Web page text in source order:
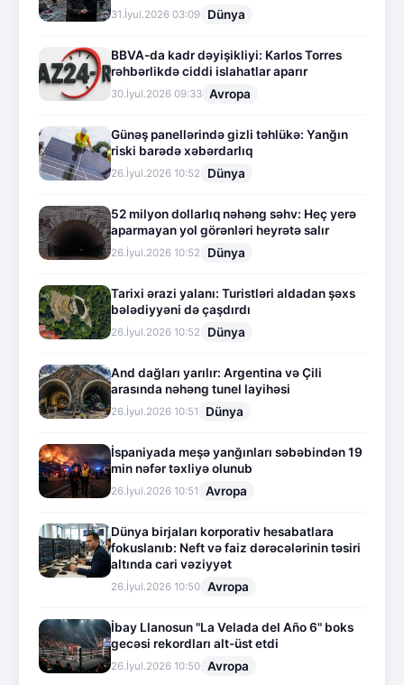
31.İyul.2026 03:09 Dünya
BBVA-da kadr dəyişikliyi: Karlos Torres
rəhbərlikdə ciddi islahatlar aparır
30.İyul.2026 09:33 Avropa
Günəş panellərində gizli təhlükə: Yanğın
riski barədə xəbərdarlıq
26.İyul.2026 10:52 Dünya
52 milyon dollarlıq nəhəng səhv: Heç yerə
aparmayan yol görənləri heyrətə salır
26.İyul.2026 10:52 Dünya
Tarixi ərazi yalanı: Turistləri aldadan şəxs
bələdiyyəni də çaşdırdı
26.İyul.2026 10:52 Dünya
And dağları yarılır: Argentina və Çili
arasında nəhəng tunel layihəsi
26.İyul.2026 10:51 Dünya
İspaniyada meşə yanğınları səbəbindən 19
min nəfər təxliyə olunub
26.İyul.2026 10:51 Avropa
Dünya birjaları korporativ hesabatlara
fokuslanıb: Neft və faiz dərəcələrinin təsiri
altında cari vəziyyət
26.İyul.2026 10:50 Avropa
İbay Llanosun "La Velada del Año 6" boks
gecəsi rekordları alt-üst etdi
26.İyul.2026 10:50 Avropa